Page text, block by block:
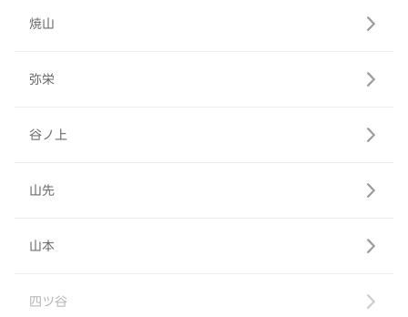
焼山
弥栄
谷ノ上
山先
山本
四ツ谷